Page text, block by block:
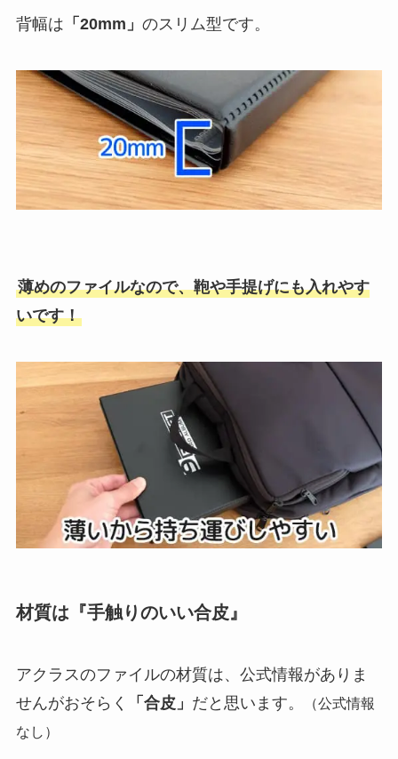
背幅は 「20mm」 のスリム型です。
薄めのファイルなので、鞄や手提げにも入れやす
いです！
材質は『手触りのいい合皮』
アクラスのファイルの材質は、公式情報がありま
せんがおそらく
「合皮」 だと思います。
（公式情報
なし）